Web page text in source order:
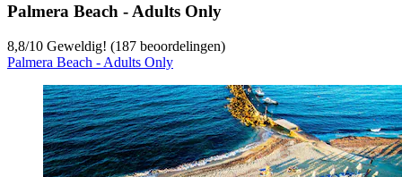
Palmera Beach - Adults Only
8,8/10 Geweldig! (187 beoordelingen)
Palmera Beach - Adults Only